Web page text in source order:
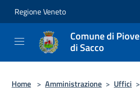
Regione Veneto
Comune di Piove
di Sacco
Home > Amministrazione > Uffici >